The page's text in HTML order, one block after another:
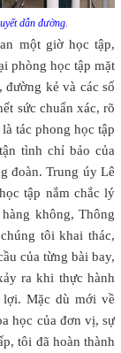
dẫn đường.
một giờ học tập,
phòng học tập mặt
kẻ và các số
sức chuẩn xác, rõ
tác phong học tập
tình chỉ bảo của
đoàn. Trung úy Lê
tập nắm chắc lý
không, Thông
tôi khai thác,
của từng bài bay,
ra khi thực hành
lợi. Mặc dù mới về
học của đơn vị, sự
tôi đã hoàn thành